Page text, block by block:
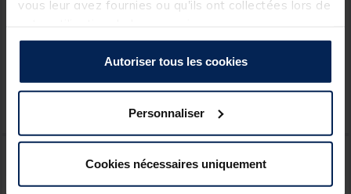
vous leur avez fournies ou qu'ils ont collectées lors de
Autoriser tous les cookies
Personnaliser
Cookies nécessaires uniquement
2,99 € Ajouter au panier
silure madcat spliceable
15,99 €
Expédition sous 24 h